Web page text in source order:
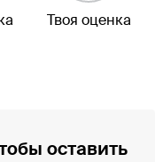
Твоя оценка
оставить